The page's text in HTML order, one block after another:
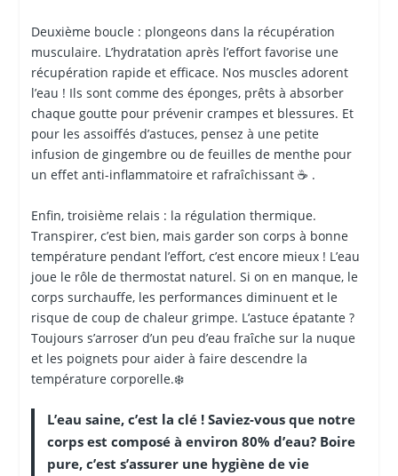
Deuxième boucle : plongeons dans la récupération
musculaire. L’hydratation après l’effort favorise une
récupération rapide et efficace. Nos muscles adorent
l’eau ! Ils sont comme des éponges, prêts à absorber
chaque goutte pour prévenir crampes et blessures. Et
pour les assoiffés d’astuces, pensez à une petite
infusion de gingembre ou de feuilles de menthe pour
un effet anti-inflammatoire et rafraîchissant ☕ .
Enfin, troisième relais : la régulation thermique.
Transpirer, c’est bien, mais garder son corps à bonne
température pendant l’effort, c’est encore mieux ! L’eau
joue le rôle de thermostat naturel. Si on en manque, le
corps surchauffe, les performances diminuent et le
risque de coup de chaleur grimpe. L’astuce épatante ?
Toujours s’arroser d’un peu d’eau fraîche sur la nuque
et les poignets pour aider à faire descendre la
température corporelle.❄️
L’eau saine, c’est la clé ! Saviez-vous que notre
corps est composé à environ 80% d’eau? Boire
pure, c’est s’assurer une hygiène de vie